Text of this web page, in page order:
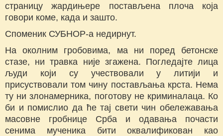
страницу жардињере постављена плоча која
говори коме, када и зашто.
Споменик СУБНОР-а недирнут.
На околним гробовима, ма ни поред бетонске
стазе, ни травка није згажена. Погледајте лица
људи који су учествовали у литији и
присуствовали том чину постављања крста. Нема
ту ни злонамерника, поготову не криминалаца. Ко
би и помислио да ће тај свети чин обележавања
масовне гробнице Срба и одавања почасти
сенима мученика бити оквалификован као